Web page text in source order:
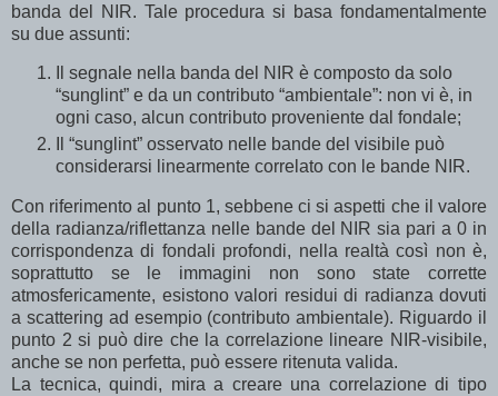
banda del NIR. Tale procedura si basa fondamentalmente
su due assunti:
Il segnale nella banda del NIR è composto da solo
“sunglint” e da un contributo “ambientale”: non vi è, in
ogni caso, alcun contributo proveniente dal fondale;
Il “sunglint” osservato nelle bande del visibile può
considerarsi linearmente correlato con le bande NIR.
Con riferimento al punto 1, sebbene ci si aspetti che il valore
della radianza/riflettanza nelle bande del NIR sia pari a 0 in
corrispondenza di fondali profondi, nella realtà così non è,
soprattutto se le immagini non sono state corrette
atmosfericamente, esistono valori residui di radianza dovuti
a scattering ad esempio (contributo ambientale). Riguardo il
punto 2 si può dire che la correlazione lineare NIR-visibile,
anche se non perfetta, può essere ritenuta valida.
La tecnica, quindi, mira a creare una correlazione di tipo